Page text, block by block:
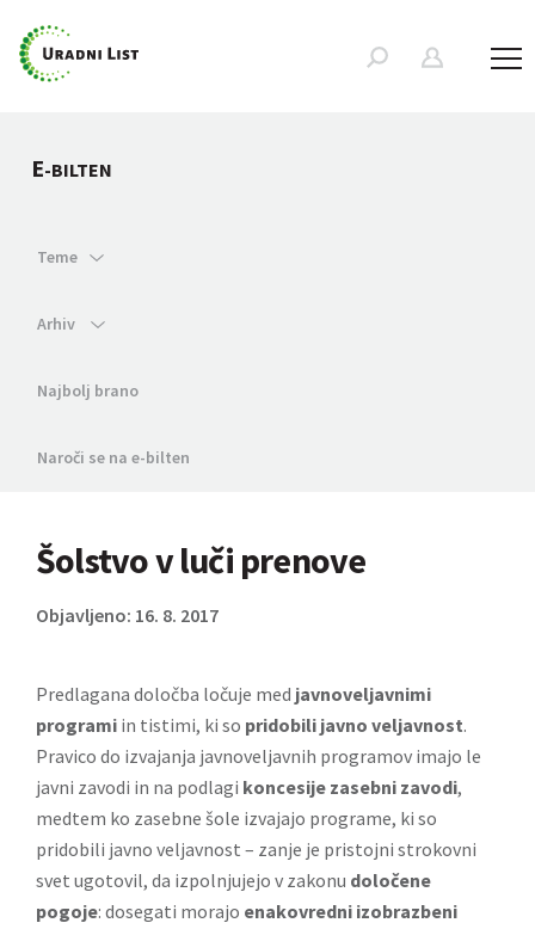
E-BILTEN
Teme
Arhiv
Najbolj brano
Naroči se na e-bilten
Šolstvo v luči prenove
Objavljeno: 16. 8. 2017
Predlagana določba ločuje med javnoveljavnimi
programi in tistimi, ki so pridobili javno veljavnost.
Pravico do izvajanja javnoveljavnih programov imajo le
javni zavodi in na podlagi koncesije zasebni zavodi,
medtem ko zasebne šole izvajajo programe, ki so
pridobili javno veljavnost – zanje je pristojni strokovni
svet ugotovil, da izpolnjujejo v zakonu določene
pogoje: dosegati morajo enakovredni izobrazbeni